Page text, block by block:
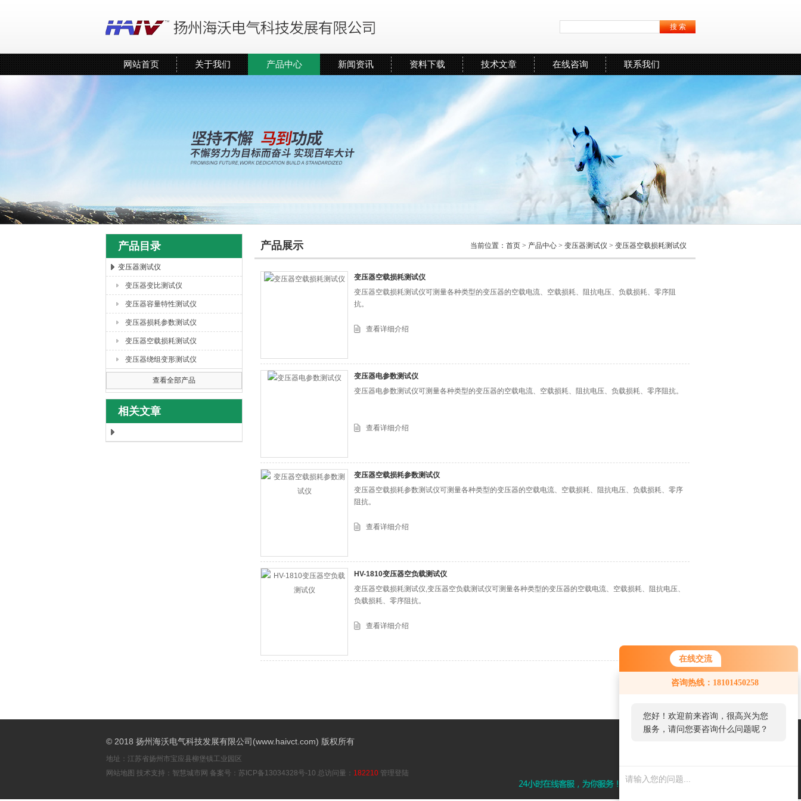
在线交流
咨询热线：18101450258
您好！欢迎前来咨询，很高兴为您
服务，请问您要咨询什么问题呢？
扬州海沃电气科技发展有限公司
网站首页 关于我们 产品中心 新闻资讯 资料下载 技术文章 在线咨询 联系我们
产品目录
变压器测试仪
变压器变比测试仪
变压器容量特性测试仪
变压器损耗参数测试仪
变压器空载损耗测试仪
变压器绕组变形测试仪
查看全部产品
相关文章
产品展示 当前位置： 首页 > 产品中心 > 变压器测试仪 > 变压器空载损耗测试仪
变压器空载损耗测试仪
变压器空载损耗测试仪可测量各种类型的变压器的空载电流、空载损耗、阻抗电压、负载损耗、零序阻
抗。
查看详细介绍
变压器电参数测试仪
变压器电参数测试仪可测量各种类型的变压器的空载电流、空载损耗、阻抗电压、负载损耗、零序阻抗。
查看详细介绍
变压器空载损耗参数测试仪
变压器空载损耗参数测试仪可测量各种类型的变压器的空载电流、空载损耗、阻抗电压、负载损耗、零序
阻抗。
查看详细介绍
HV-1810变压器空负载测试仪
变压器空载损耗测试仪,变压器空负载测试仪可测量各种类型的变压器的空载电流、空载损耗、阻抗电压、
负载损耗、零序阻抗。
查看详细介绍
© 2018 扬州海沃电气科技发展有限公司(www.haivct.com) 版权所有
地址：江苏省扬州市宝应县柳堡镇工业园区
网站地图 技术支持： 智慧城市网 备案号： 苏ICP备13034328号-10 总访问量： 182210 管理登陆